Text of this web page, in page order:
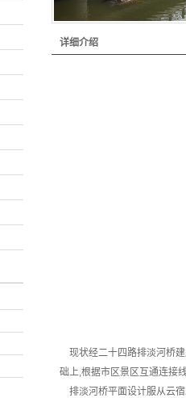
详细介绍
现状经二十四路排淡河桥
础上,根据市区景区互通连接
排淡河桥平面设计服从云